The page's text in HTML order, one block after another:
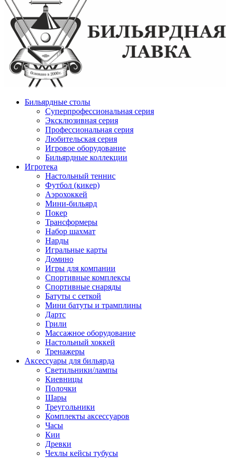
Бильярдные столы
Суперпрофессиональная серия
Эксклюзивная серия
Профессиональная серия
Любительская серия
Игровое оборудование
Бильярдные коллекции
Игротека
Настольный теннис
Футбол (кикер)
Аэрохоккей
Мини-бильярд
Покер
Трансформеры
Набор шахмат
Нарды
Игральные карты
Домино
Игры для компании
Спортивные комплексы
Спортивные снаряды
Батуты с сеткой
Мини батуты и трамплины
Дартс
Грили
Массажное оборудование
Настольный хоккей
Тренажеры
Аксессуары для бильярда
Светильники/лампы
Киевницы
Полочки
Шары
Треугольники
Комплекты аксессуаров
Часы
Кии
Древки
Чехлы кейсы тубусы